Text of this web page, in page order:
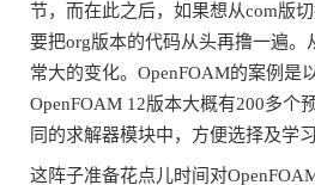
节，而在此之后，如果想从com版
要把org版本的代码从头再撸一遍。
常大的变化。OpenFOAM的案例是
OpenFOAM 12版本大概有200多个
同的求解器模块中，方便选择及学习
这阵子准备花点儿时间对